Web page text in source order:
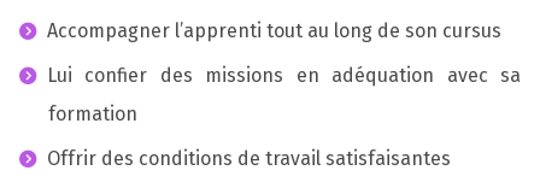
Accompagner l’apprenti tout au long de son cursus
Lui confier des missions en adéquation avec sa
formation
Offrir des conditions de travail satisfaisantes